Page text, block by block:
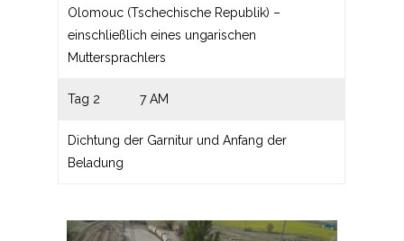
Olomouc (Tschechische Republik) –
einschließlich eines ungarischen
Muttersprachlers
Tag 2 7 AM
Dichtung der Garnitur und Anfang der
Beladung